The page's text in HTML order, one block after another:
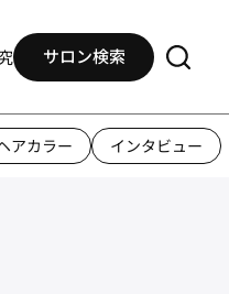
サロン検索
アカラー インタビュー